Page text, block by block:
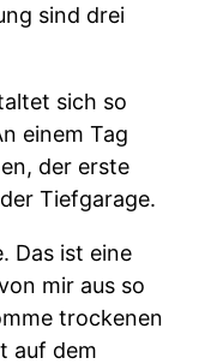
sind drei
sich so
einem Tag
der erste
Tiefgarage.
Das ist eine
mir aus so
trockenen
auf dem